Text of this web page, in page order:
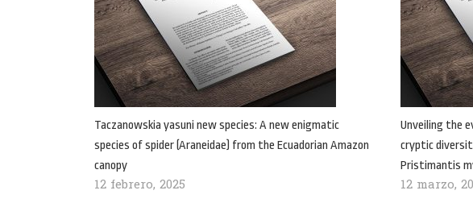
Taczanowskia yasuni new species: A new enigmatic
species of spider (Araneidae) from the Ecuadorian Amazon
canopy
12 febrero, 2025
Unveiling the
cryptic
Pristimantis
12 marzo,